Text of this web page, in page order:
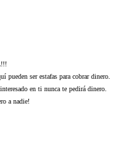
pueden ser estafas para cobrar dinero.
en ti nunca te pedirá dinero.
a nadie!